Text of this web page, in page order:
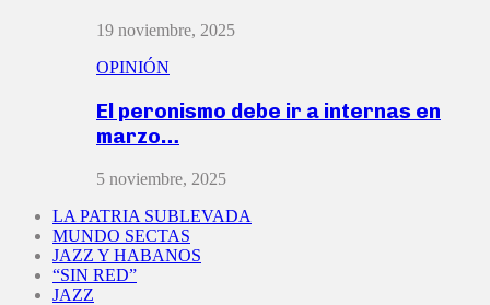
19 noviembre, 2025
OPINIÓN
El peronismo debe ir a internas en
marzo…
5 noviembre, 2025
LA PATRIA SUBLEVADA
MUNDO SECTAS
JAZZ Y HABANOS
“SIN RED”
JAZZ